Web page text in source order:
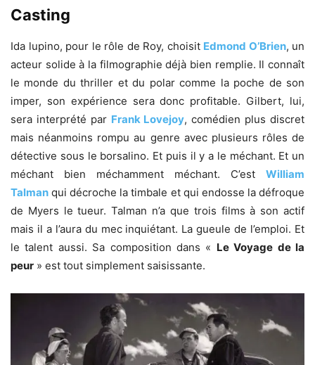
Casting
Ida lupino, pour le rôle de Roy, choisit Edmond O’Brien, un
acteur solide à la filmographie déjà bien remplie. Il connaît
le monde du thriller et du polar comme la poche de son
imper, son expérience sera donc profitable. Gilbert, lui,
sera interprété par Frank Lovejoy, comédien plus discret
mais néanmoins rompu au genre avec plusieurs rôles de
détective sous le borsalino. Et puis il y a le méchant. Et un
méchant bien méchamment méchant. C’est William
Talman qui décroche la timbale et qui endosse la défroque
de Myers le tueur. Talman n’a que trois films à son actif
mais il a l’aura du mec inquiétant. La gueule de l’emploi. Et
le talent aussi. Sa composition dans « Le Voyage de la
peur » est tout simplement saisissante.